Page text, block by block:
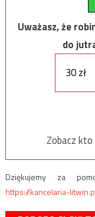
Uważasz, że
do
30 zł
Zobacz kto
Dziękujemy za
https://kancelaria-